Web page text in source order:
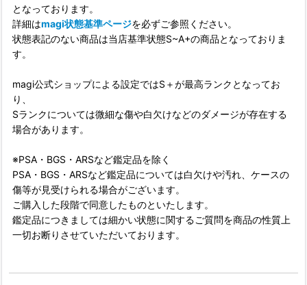
となっております。
詳細はmagi状態基準ページを必ずご参照ください。
状態表記のない商品は当店基準状態S~A+の商品となっておりま
す。
magi公式ショップによる設定ではS＋が最高ランクとなってお
り、
Sランクについては微細な傷や白欠けなどのダメージが存在する
場合があります。
※PSA・BGS・ARSなど鑑定品を除く
PSA・BGS・ARSなど鑑定品については白欠けや汚れ、ケースの
傷等が見受けられる場合がございます。
ご購入した段階で同意したものといたします。
鑑定品につきましては細かい状態に関するご質問を商品の性質上
一切お断りさせていただいております。